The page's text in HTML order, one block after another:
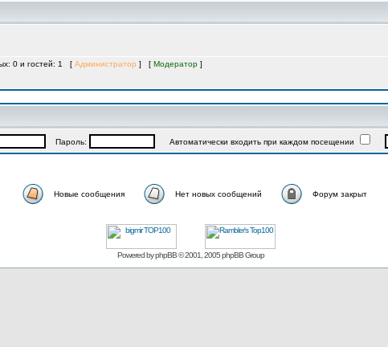
0 и гостей: 1 [ Администратор ] [ Модератор ]
Пароль: Автоматически входить при каждом посещении
Новые сообщения Нет новых сообщений Форум закрыт
Powered byphpBB© 2001, 2005 phpBB Group